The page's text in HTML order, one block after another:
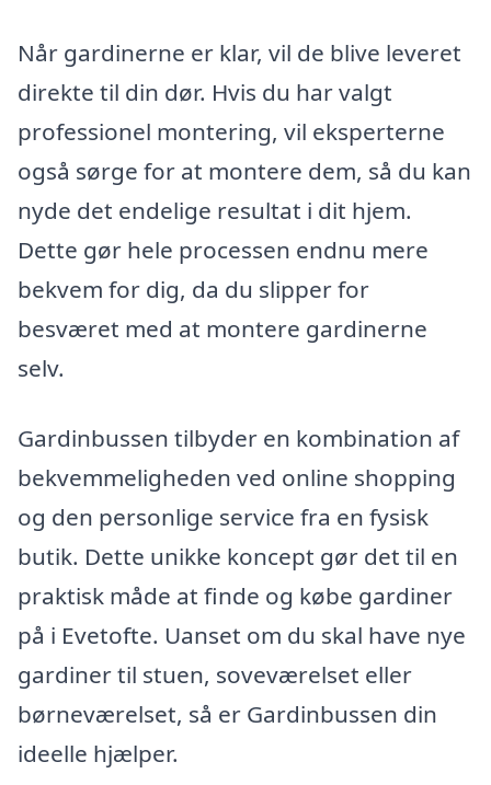
Når gardinerne er klar, vil de blive leveret
direkte til din dør. Hvis du har valgt
professionel montering, vil eksperterne
også sørge for at montere dem, så du kan
nyde det endelige resultat i dit hjem.
Dette gør hele processen endnu mere
bekvem for dig, da du slipper for
besværet med at montere gardinerne
selv.
Gardinbussen tilbyder en kombination af
bekvemmeligheden ved online shopping
og den personlige service fra en fysisk
butik. Dette unikke koncept gør det til en
praktisk måde at finde og købe gardiner
på i Evetofte. Uanset om du skal have nye
gardiner til stuen, soveværelset eller
børneværelset, så er Gardinbussen din
ideelle hjælper.